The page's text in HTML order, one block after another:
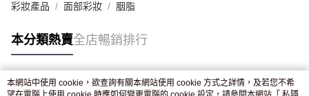
彩妝產品 面部彩妝 胭脂
本分類熱賣全店暢銷排行
熱門標籤
本網站中使用 cookie，欲查詢有關本網站使用 cookie 方式之詳情，及若您不希